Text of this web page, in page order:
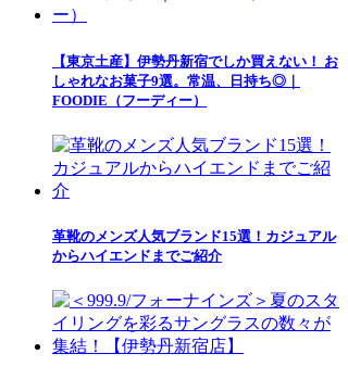
【東京土産】伊勢丹新宿でしか買えない！ お
しゃれなお菓子9選。常温、日持ち◎｜
FOODIE（フーディー）
革靴のメンズ人気ブランド15選！カジュアル
からハイエンドまでご紹介